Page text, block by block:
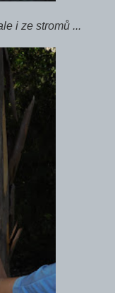
i ze stromů ...